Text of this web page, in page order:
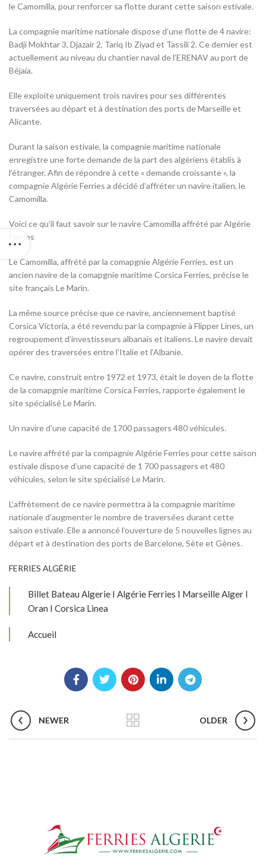
le Camomilla, pour renforcer sa flotte durant cette saison estivale.
La compagnie maritime nationale dispose d’une flotte de 4 navire:
Badji Mokhtar 3, Djazair 2, Tariq Ib Ziyad et Tassili 2. Ce dernier est
actuellement au niveau du chantier naval de l’ERENAV au port de
Béjaia.
Elle exploite uniquement trois navires pour ses différentes
traversées au départ et à destination des ports de Marseille et
Alicante.
Durant la saison estivale, la compagnie maritime nationale
enregistre une forte demande de la part des algériens établis à
l’étranger. Afin de répondre à cette « demande croissante », la
compagnie Algérie Ferries a décidé d’affréter un navire italien, le
Camomilla.
Voici ce qu’il faut savoir sur le navire Camomilla affrété par Algérie
Ferries
Le Camomilla, affrété par la comapgnie Algérie Ferries, est un
ancien navire de la comapgnie maritime Corsica Ferries, précise le
site français Le Marin.
La même source précise que ce navire, anciennement baptisé
Corsica Victoria, a été revendu par la compagnie à Flipper Lines, un
regroupement d’investisseurs albanais et italiens. Le navire devait
opérer des traversées entre l’Italie et l’Albanie.
Ce navire, construit entre 1972 et 1973, était le doyen de la flotte
de la comapgnie maritime Corsica Ferries, rapporte également le
site spécialisé Le Marin.
Un navire d’une capacité de 1700 passagers 480 véhicules.
Le navire affrété par la compagnie Algérie Ferries pour cette saison
estivale dispose d’une capacité de 1 700 passagers et 480
véhicules, selon le site spécialisé Le Marin.
L’affrètement de ce navire permettra à la compagnie maritime
nationale d’augmenter le nombre de traversées durant cette
saison estivale. Elle a annoncé l’ouverture de 5 nouvelles lignes au
départ et à destination des ports de Barcelone, Sète et Gênes.
FERRIES ALGÉRIE
Billet Bateau Algerie I Algérie Ferries I Marseille Alger I
Oran I Corsica Linea
Accueil
NEWER OLDER